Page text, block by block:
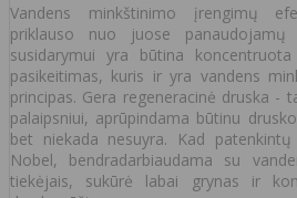
Vandens minkštinimo įrengimų
priklauso nuo juose
susidarymui yra būtina
pasikeitimas, kuris ir yra vandens
principas. Gera regeneracinė druska -
palaipsniui, aprūpindama būtinu
bet niekada nesuyra. Kad
Nobel, bendradarbiaudama su
tiekėjais, sukūrė labai grynas ir